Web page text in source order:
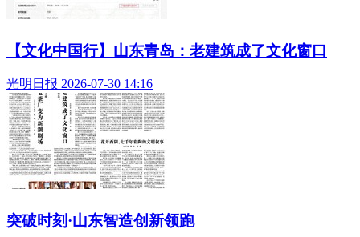
【文化中国行】山东青岛：老建筑成了文化窗口
光明日报 2026-07-30 14:16
突破时刻·山东智造创新领跑